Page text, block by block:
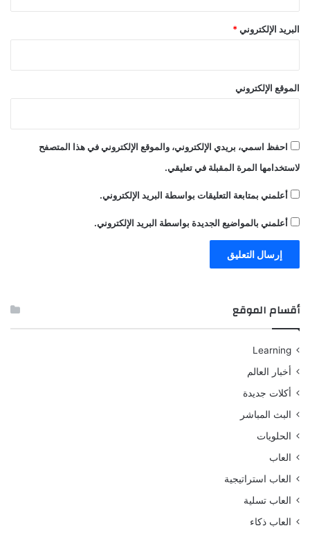
البريد الإلكتروني *
الموقع الإلكتروني
احفظ اسمي، بريدي الإلكتروني، والموقع الإلكتروني في هذا المتصفح
لاستخدامها المرة المقبلة في تعليقي.
أعلمني بمتابعة التعليقات بواسطة البريد الإلكتروني.
أعلمني بالمواضيع الجديدة بواسطة البريد الإلكتروني.
أقسام الموقع
Learning
أخبار العالم
أكلات جديدة
البث المباشر
الحلويات
العاب
العاب استراتيجية
العاب تسلية
العاب ذكاء